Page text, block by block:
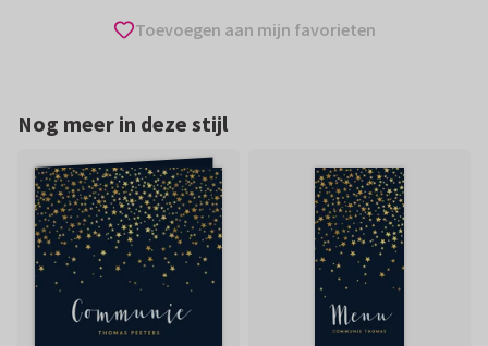
Toevoegen aan mijn favorieten
Nog meer in deze stijl